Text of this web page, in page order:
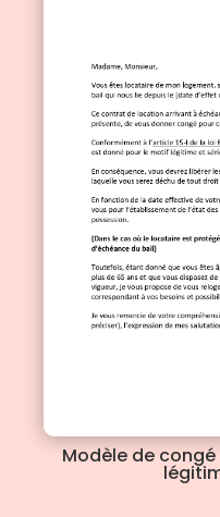
Modèle de